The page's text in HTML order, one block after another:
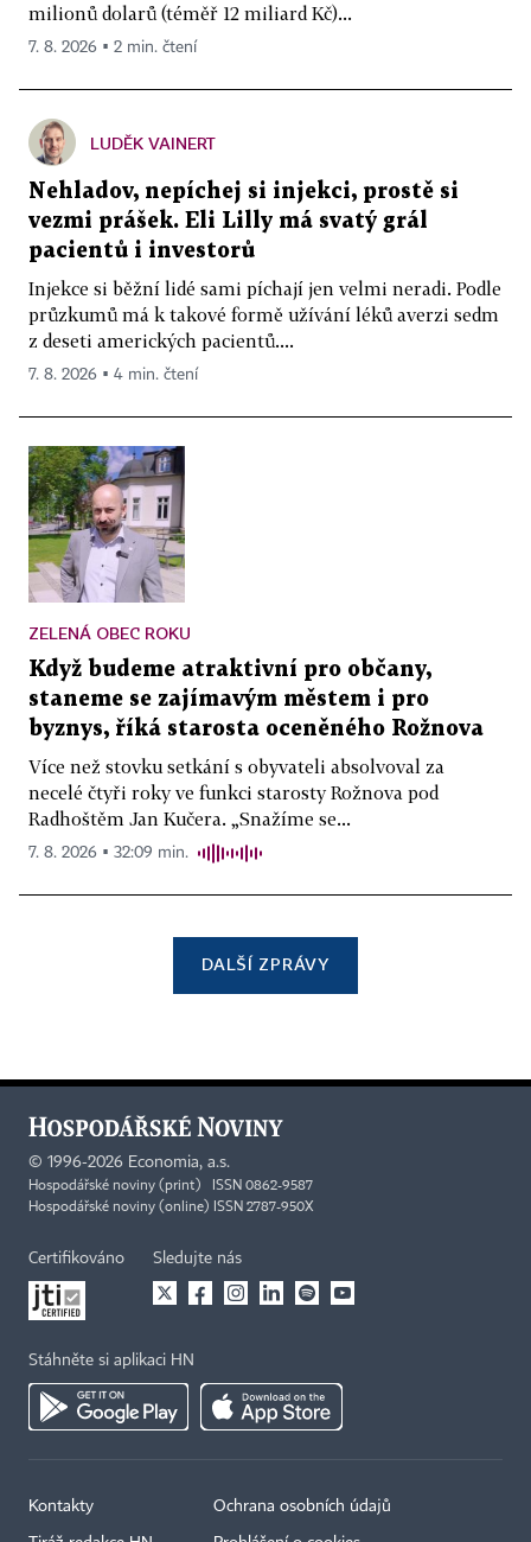
milionů dolarů (téměř 12 miliard Kč)...
7. 8. 2026 ▪ 2 min. čtení
LUDĚK VAINERT
Nehladov, nepíchej si injekci, prostě si
vezmi prášek. Eli Lilly má svatý grál
pacientů i investorů
Injekce si běžní lidé sami píchají jen velmi neradi. Podle
průzkumů má k takové formě užívání léků averzi sedm
z deseti amerických pacientů....
7. 8. 2026 ▪ 4 min. čtení
ZELENÁ OBEC ROKU
Když budeme atraktivní pro občany,
staneme se zajímavým městem i pro
byznys, říká starosta oceněného Rožnova
Více než stovku setkání s obyvateli absolvoval za
necelé čtyři roky ve funkci starosty Rožnova pod
Radhoštěm Jan Kučera. „Snažíme se...
7. 8. 2026 ▪ 32:09 min.
DALŠÍ ZPRÁVY
© 1996-2026 Economia, a.s.
Hospodářské noviny (print) ISSN 0862-9587
Hospodářské noviny (online) ISSN 2787-950X
Certifikováno Sledujte nás
Stáhněte si aplikaci HN
Kontakty Ochrana osobních údajů